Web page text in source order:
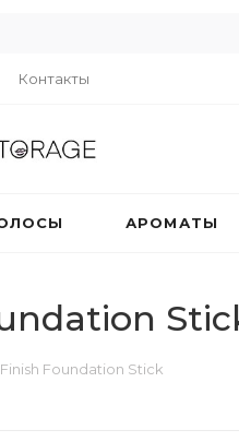
Контакты
АРОМАТЫ
Foundation Stick